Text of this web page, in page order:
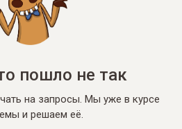
пошло не так
на запросы. Мы уже в курсе
и решаем её.